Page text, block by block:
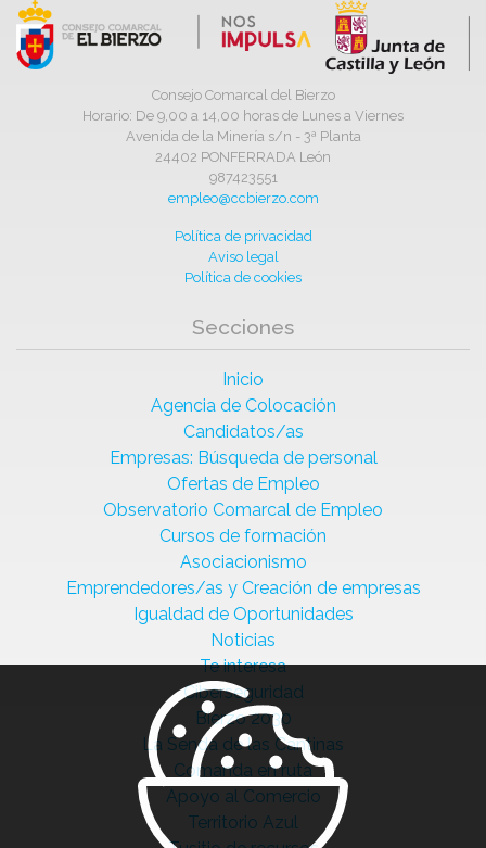
Consejo Comarcal del Bierzo
Horario: De 9,00 a 14,00 horas de Lunes a Viernes
Avenida de la Minería s/n - 3ª Planta
24402 PONFERRADA León
987423551
empleo@ccbierzo.com
Política de privacidad
Aviso legal
Política de cookies
Secciones
Inicio
Agencia de Colocación
Candidatos/as
Empresas: Búsqueda de personal
Ofertas de Empleo
Observatorio Comarcal de Empleo
Cursos de formación
Asociacionismo
Emprendedores/as y Creación de empresas
Igualdad de Oportunidades
Noticias
Te interesa
Ciberseguridad
Bierzo 2030
La Senda de las Cantinas
Comanda en ruta
Apoyo al Comercio
Territorio Azul